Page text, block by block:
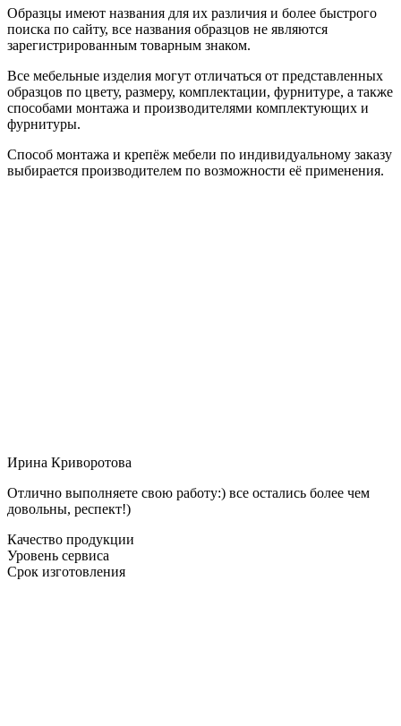
Образцы имеют названия для их различия и более быстрого
поиска по сайту, все названия образцов не являются
зарегистрированным товарным знаком.
Все мебельные изделия могут отличаться от представленных
образцов по цвету, размеру, комплектации, фурнитуре, а также
способами монтажа и производителями комплектующих и
фурнитуры.
Способ монтажа и крепёж мебели по индивидуальному заказу
выбирается производителем по возможности её применения.
Ирина Криворотова
Отлично выполняете свою работу:) все остались более чем
довольны, респект!)
Качество продукции
Уровень сервиса
Срок изготовления